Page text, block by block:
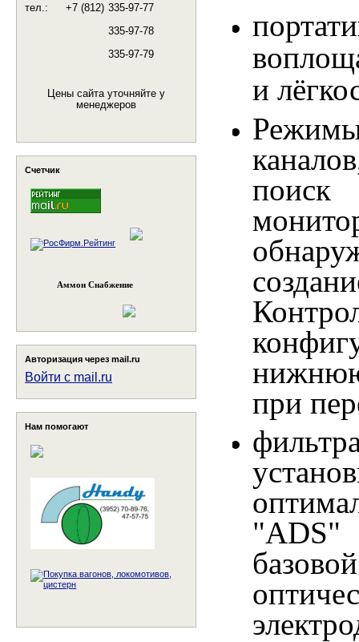
тел.:
+7 (812) 335-97-77
335-97-78
335-97-79
Цены сайта уточняйте у
менеджеров
Счетчик
Аммон Снабжение
Авторизация через mail.ru
Войти с mail.ru
Нам помогают
и
при
"ADS"